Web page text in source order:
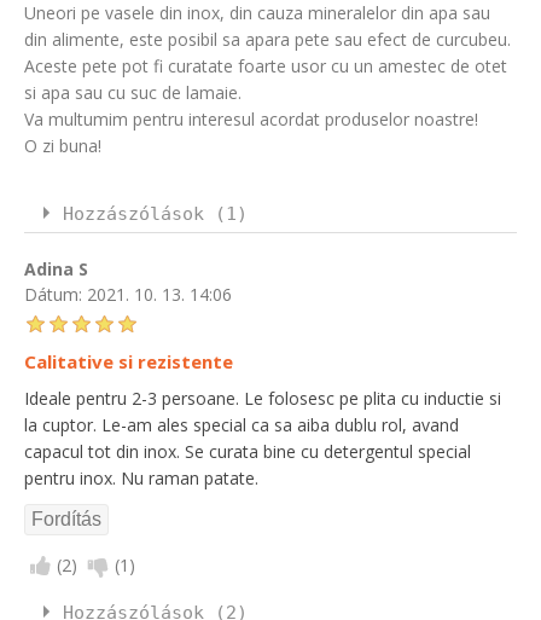
Uneori pe vasele din inox, din cauza mineralelor din apa sau
din alimente, este posibil sa apara pete sau efect de curcubeu.
Aceste pete pot fi curatate foarte usor cu un amestec de otet
si apa sau cu suc de lamaie.
Va multumim pentru interesul acordat produselor noastre!
O zi buna!
Hozzászólások (1)
Adina S
Dátum: 2021. 10. 13. 14:06
Calitative si rezistente
Ideale pentru 2-3 persoane. Le folosesc pe plita cu inductie si
la cuptor. Le-am ales special ca sa aiba dublu rol, avand
capacul tot din inox. Se curata bine cu detergentul special
pentru inox. Nu raman patate.
(2) (1 )
Hozzászólások (2)